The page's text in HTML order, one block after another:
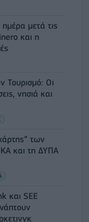
μετά τις
και η
Τουρισμό: Οι
νησιά και
των
και τη ΔΥΠΑ
και SEE